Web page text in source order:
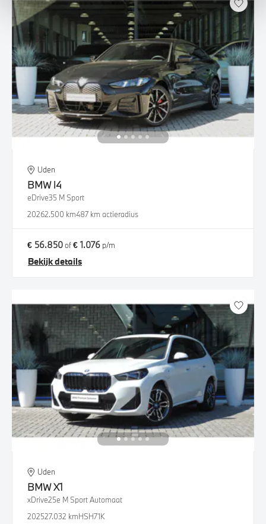
Uden
BMW i4
eDrive35 M Sport
20262.500 km487 km actieradius
€ 56.850of€ 1.076 p/m
Bekijk details
Uden
BMWX1
xDrive25e M Sport Automaat
202527.032 kmHSH71K